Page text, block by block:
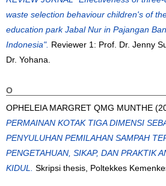
waste selection behaviour children's of
education park Jabal Nur in Pajangan
Indonesia". Reviewer 1: Prof. Dr. Jenny
Dr. Yohana.
O
OPHELEIA MARGRET QMG MUNTHE
PERMAINAN KOTAK TIGA DIMENSI
PENYULUHAN PEMILAHAN SAMPAH
PENGETAHUAN, SIKAP, DAN PRAKTIK
KIDUL. Skripsi thesis, Poltekkes